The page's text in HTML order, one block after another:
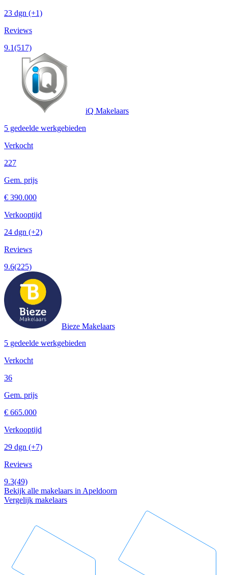
23 dgn (+1)
Reviews
9.1(517)
iQ Makelaars
5 gedeelde werkgebieden
Verkocht
227
Gem. prijs
€ 390.000
Verkooptijd
24 dgn (+2)
Reviews
9.6(225)
Bieze Makelaars
5 gedeelde werkgebieden
Verkocht
36
Gem. prijs
€ 665.000
Verkooptijd
29 dgn (+7)
Reviews
9.3(49)
Bekijk alle makelaars in Apeldoorn
Vergelijk makelaars